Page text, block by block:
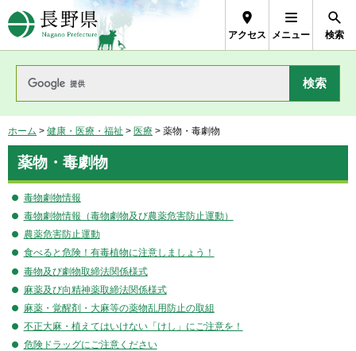
長野県Nagano Prefecture
アクセス メニュー 検索
ホーム > 健康・医療・福祉 > 医療 > 薬物・毒劇物
薬物・毒劇物
毒物劇物情報
毒物劇物情報（毒物劇物及び農薬危害防止運動）
農薬危害防止運動
食べると危険！有毒植物に注意しましょう！
毒物及び劇物取締法関係様式
麻薬及び向精神薬取締法関係様式
麻薬・覚醒剤・大麻等の薬物乱用防止の取組
不正大麻・植えてはいけない「けし」にご注意を！
危険ドラッグにご注意ください